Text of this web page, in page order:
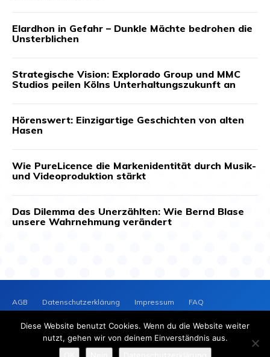
Elardhon in Gefahr – Dunkle Mächte bedrohen die
Unsterblichen
Strategische Vision: Explorado Group und MMC
Studios peilen Kölns Unterhaltungszukunft an
Hörenswert: Einzigartige Geschichten von alten
Hasen
Wie PureLicence die Markenidentität durch Musik-
und Videoproduktion stärkt
Das Dilemma des Unerzählten: Wie Bernd Blase
unsere Wahrnehmung verändert
AGB Datenschutzerklärung Impressum
FAQ
PRESSEVERTEILERNEWS
Diese Website benutzt Cookies. Wenn du die Website weiter
nutzt, gehen wir von deinem Einverständnis aus.